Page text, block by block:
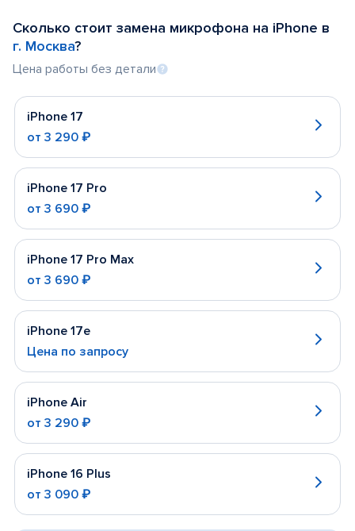
Сколько стоит замена микрофона на iPhone в
г. Москва?
Цена работы без детали
iPhone 17
от 3 290 ₽
iPhone 17 Pro
от 3 690 ₽
iPhone 17 Pro Max
от 3 690 ₽
iPhone 17e
Цена по запросу
iPhone Air
от 3 290 ₽
iPhone 16 Plus
от 3 090 ₽